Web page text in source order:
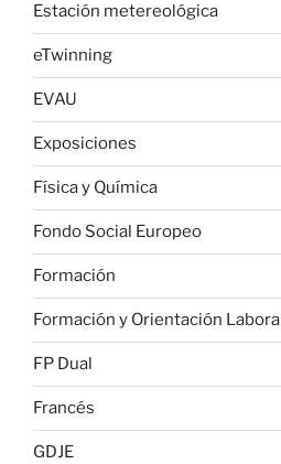
Estación metereológica
eTwinning
EVAU
Exposiciones
Física y Química
Fondo Social Europeo
Formación
Formación y Orientación Laboral
FP Dual
Francés
GDJE